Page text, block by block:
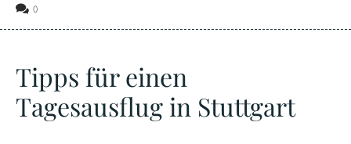
0
Tipps für einen
Tagesausflug in Stuttgart